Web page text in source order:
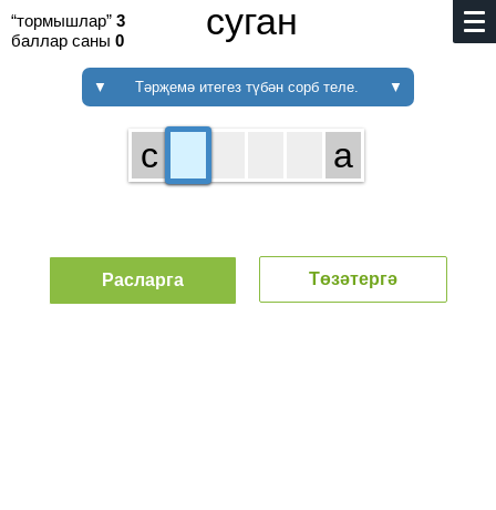
“тормышлар” 3
баллар саны 0 суган
▼ Тәрҗемә итегез түбән сорб теле. ▼